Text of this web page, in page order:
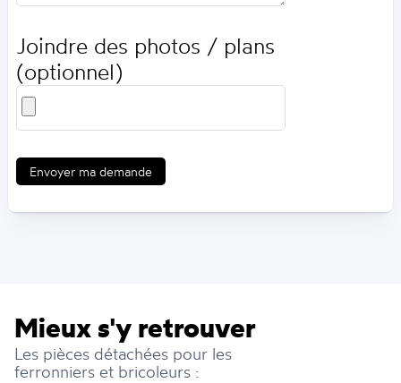
Joindre des photos / plans
(optionnel)
Envoyer ma demande
Mieux s'y retrouver
Les pièces détachées pour les
ferronniers et bricoleurs :